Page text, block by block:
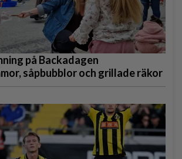
på Backadagen
såpbubblor och grillade räkor